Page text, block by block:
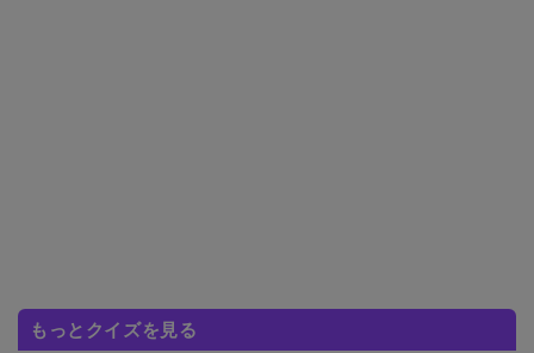
もっとクイズを見る